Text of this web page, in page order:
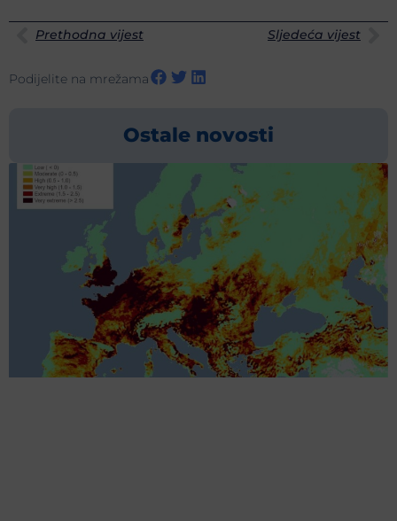
Prethodna vijest Sljedeća vijest
Podijelite na mrežama
Ostale novosti